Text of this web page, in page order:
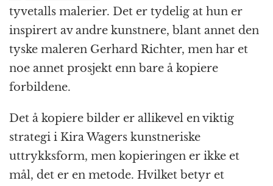
tyvetalls malerier. Det er tydelig at hun er
inspirert av andre kunstnere, blant annet den
tyske maleren Gerhard Richter, men har et
noe annet prosjekt enn bare å kopiere
forbildene.
Det å kopiere bilder er allikevel en viktig
strategi i Kira Wagers kunstneriske
uttrykksform, men kopieringen er ikke et
mål, det er en metode. Hvilket betyr et